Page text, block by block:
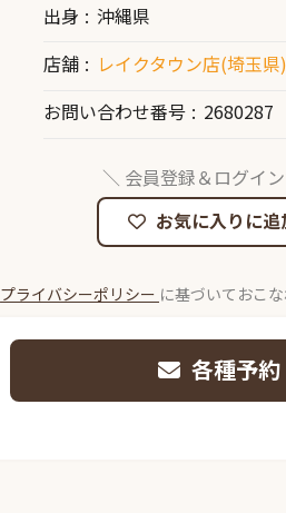
出身
沖縄県
店舗
レイクタウン店(埼玉県)
お問い合わせ番号
2680287
＼ 会員登録＆ログイ
お気に入りに追
プライバシーポリシー に基づいておこな
各種予